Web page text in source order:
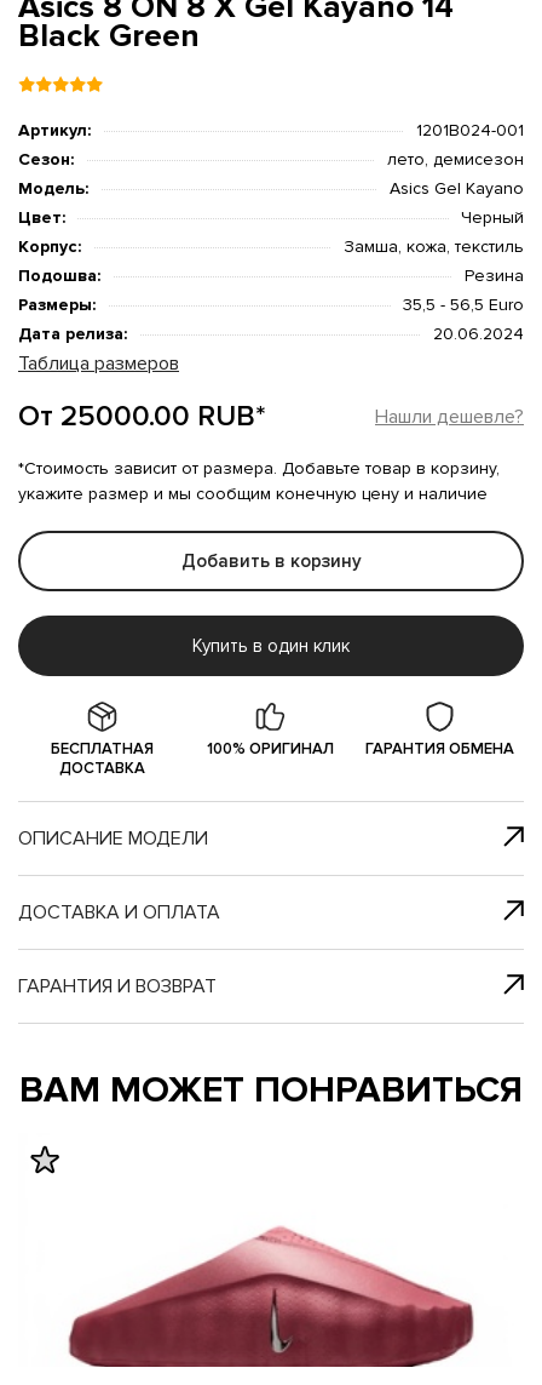
Black Green
Артикул:
1201B024-001
Сезон:
лето, демисезон
Модель:
Asics Gel Kayano
Цвет:
Черный
Корпус:
Замша, кожа, текстиль
Подошва:
Резина
Размеры:
35,5 - 56,5 Euro
Дата релиза:
20.06.2024
Таблица размеров
От 25000.00 RUB* Нашли дешевле?
*Стоимость зависит от размера. Добавьте товар в корзину,
укажите размер и мы сообщим конечную цену и наличие
Добавить в корзину
Купить в один клик
клик
и в
наш
БЕСПЛАТНАЯ
ДОСТАВКА
100% ОРИГИНАЛ ГАРАНТИЯ ОБМЕНА
ОПИСАНИЕ МОДЕЛИ
ДОСТАВКА И ОПЛАТА
ГАРАНТИЯ И ВОЗВРАТ
ВАМ МОЖЕТ ПОНРАВИТЬСЯ
с нами
и в
наш